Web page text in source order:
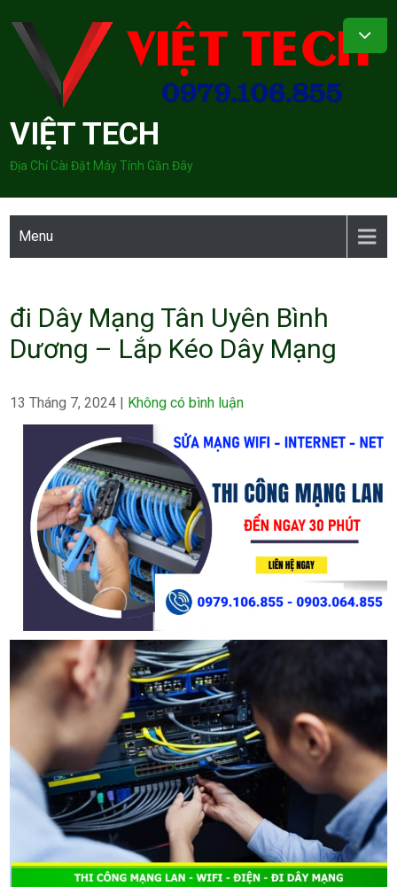
content
VIỆT TECH
Địa Chỉ Cài Đặt Máy Tính Gần Đây
Menu
đi Dây Mạng Tân Uyên Bình
Dương – Lắp Kéo Dây Mạng
13 Tháng 7, 2024 | Không có bình luận